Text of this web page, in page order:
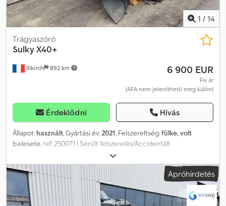
készletünk havonta megújul. *A leírásban előforduló hibákért
felelősséget nem vállalunk Mozgathatóság: Függesztett
Kapacitás: 3200 l Szórásszélesség: 39 m
1 / 14
Illkirch 892 km
Trágyaszóró
SulkyX40+
6 900 EUR
Fix ár
(ÁFA nem jeleníthető meg külön)
Érdeklődni Hívás
Állapot: használt, Gyártási év: 2021, Felszereltség:fülke, volt
balesete , ref: 250071 ! Sérült felszerelés/Accidentált
berendezés/Verunglücktes Material ! Referenciaszám: 250071
Típus: Függesztett vetőgép Márka / Modell: SULKY X40+ Gyártási
év: 2021 ! Sérült felszerelés ! Dodpfxswp Txlj An Nekr - Kár
körülményei: A traktor csatlakozási pontjának törése miatt
lezuhant a földre - Eljárás: VEI szakértői felügyelettel A sérült gép
Apróhirdetés